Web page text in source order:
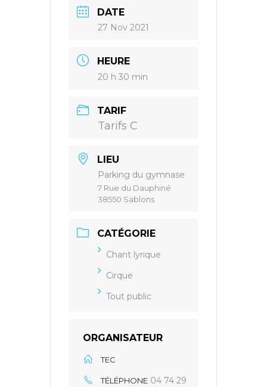
DATE
27 Nov 2021
HEURE
20 h 30 min
TARIF
Tarifs C
LIEU
Parking du gymnase
7 Rue du Dauphiné
38550 Sablons
CATÉGORIE
Chant lyrique
Cirque
Tout public
ORGANISATEUR
TEC
TÉLÉPHONE 04 74 29